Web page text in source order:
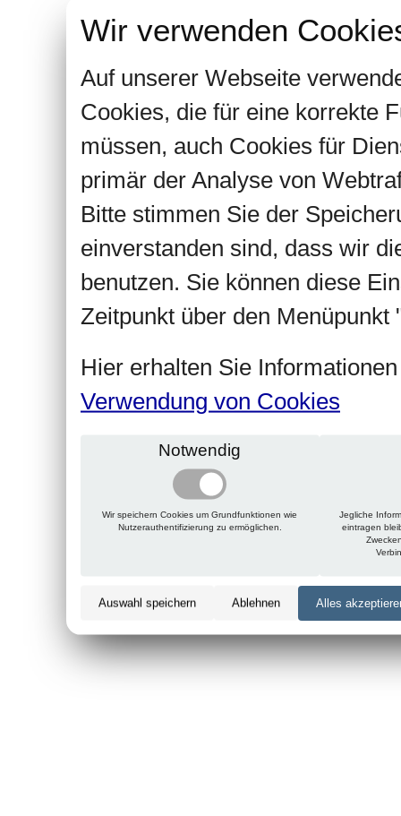
Wir verwenden
Auf unserer Webseite
Cookies, die für eine korrekte
müssen, auch Cookies für
primär der Analyse von
Bitte stimmen Sie der
einverstanden sind, dass wir
benutzen. Sie können diese
Zeitpunkt über den Menüpunkt
Hier erhalten Sie
Verwendung von Cookies
Notwendig
Wir speichern Cookies um Grundfunktionen wie
Nutzerauthentifizierung zu ermöglichen.
Jegliche
eintragen
Auswahl speichern Ablehnen Alles